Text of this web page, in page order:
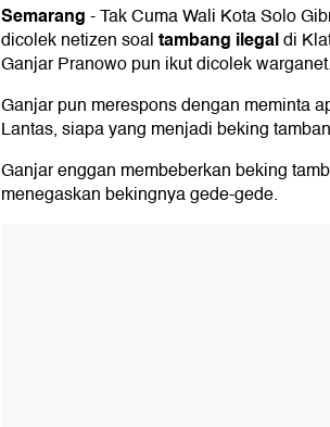
Semarang-Tak Cuma Wali Kota Solo
dicolek netizen soaltambang ilegaldi
Ganjar Pranowo pun ikut dicolek warganet.
Ganjar pun merespons dengan meminta
Lantas, siapa yang menjadi beking
Ganjar enggan membeberkan beking
menegaskan bekingnya gede-gede.